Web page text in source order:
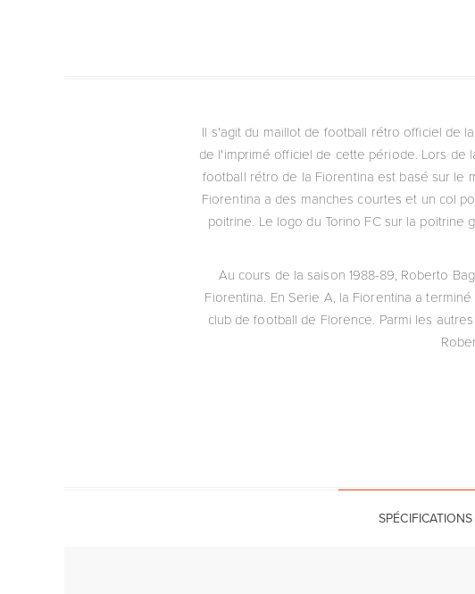
Il s'agit du maillot de football rétro officiel de
de l'imprimé officiel de cette période. Lors de
football rétro de la Fiorentina est basé sur le
Fiorentina a des manches courtes et un col
poitrine. Le logo du Torino FC sur la poitrine
Au cours de la saison 1988-89, Roberto
Fiorentina. En Serie A, la Fiorentina a
club de football de Florence. Parmi les
SPÉCIFICATIONS